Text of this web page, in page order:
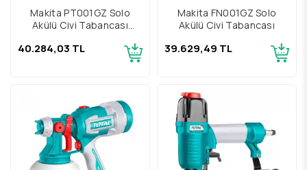
Makita PT001GZ Solo
Akülü Çivi Tabancası
40.284,03 TL
Makita FN001GZ Solo
Akülü Çivi Tabancası
39.629,49 TL